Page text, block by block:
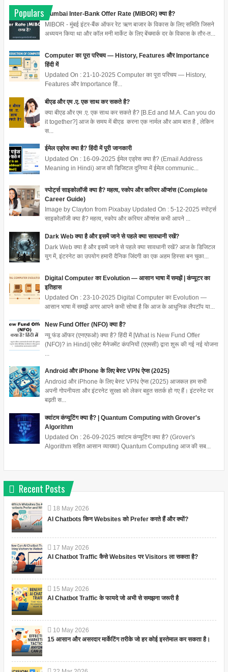
Populars
Mumbai Inter-Bank Offer Rate (MIBOR) क्या है?
MIBOR - मुंबई इंटर-बैंक ऑफर रेट ऋण बाजार के विकास के लिए समिति जिसने
अध्ययन किया था और कॉल मनी मार्केट के लिए बेंचमार्क दर के विकास के तौर-त...
Computer का पूरा परिचय — History, Features और Importance
हिंदी में
Updated On : 21-10-2025 Computer का पूरा परिचय — History,
Features और Importance हिं...
बीएड और एम .ए. एक साथ कर सकते है?
क्या बीएड और एम .ए. एक साथ कर सकते है? [B.Ed and M.A. Can you do
it together?] आज के समय में बीएड करना एक नार्मल और आम बात है , लेकिन
स...
ईमेल एड्रेस क्या है? हिंदी में पूरी जानकारी
Updated On : 16-09-2025 ईमेल एड्रेस क्या है? (Email Address
Meaning in Hindi) आज की डिजिटल दुनिया में ईमेल communic...
स्पोर्ट्स साइकोलॉजी क्या है? महत्व, स्कोप और करियर ऑप्शंस (Complete
Career Guide)
Image by Clayton from Pixabay Updated On : 5-12-2025 स्पोर्ट्स
साइकोलॉजी क्या है? महत्व, स्कोप और करियर ऑप्शंस कभी आपने ...
Dark Web क्या है और इसमें जाने से पहले क्या सावधानी रखें?
Dark Web क्या है और इसमें जाने से पहले क्या सावधानी रखें? आज के डिजिटल
युग में, इंटरनेट का उपयोग हमारी दैनिक जिंदगी का एक अहम हिस्सा बन चुका...
Digital Computer का Evolution — आसान भाषा में समझें | कंप्यूटर का
इतिहास
Updated On : 23-10-2025 Digital Computer का Evolution —
आसान भाषा में समझें अगर आपने कभी सोचा है कि आज के आधुनिक लैपटॉप या...
New Fund Offer (NFO) क्या है?
न्यू फंड ऑफर (एनएफओ) क्या है? हिंदी में [What is New Fund Offer
(NFO)? in Hindi] एसेट मैनेजमेंट कंपनियों (एएमसी) द्वारा शुरू की गई नई योजना
Android और iPhone के लिए बेस्ट VPN ऐप्स (2025)
Android और iPhone के लिए बेस्ट VPN ऐप्स (2025) आजकल हम सभी
अपनी गोपनीयता और इंटरनेट सुरक्षा को लेकर बहुत सतर्क हो गए हैं। इंटरनेट पर
बढ़ती स...
क्वांटम कंप्यूटिंग क्या है? | Quantum Computing with Grover's
Algorithm
Updated On : 26-09-2025 क्वांटम कंप्यूटिंग क्या है? (Grover's
Algorithm सहित आसान व्याख्या) Quantum Computing आज की सब...
Recent Posts
18 May 2026
AI Chatbots किन Websites को Prefer करते हैं और क्यों?
17 May 2026
AI Chatbot Traffic कैसे Websites पर Visitors ला सकता है?
15 May 2026
AI Chatbot Traffic के फायदे जो अभी से समझना जरूरी है
10 May 2026
15 आसान और असरदार मार्केटिंग तरीके जो हर कोई इस्तेमाल कर सकता है।